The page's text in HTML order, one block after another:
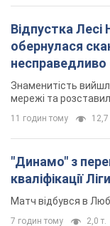
кваліфікації
Матч відбувся в
7 годин тому 2,0 т.